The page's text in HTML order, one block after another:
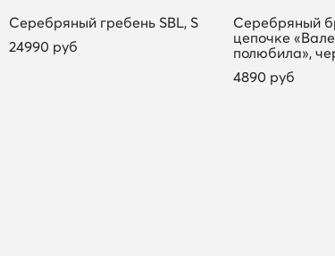
Серебряный гребень SBL, S
24990 руб
Серебряный
цепочке
полюбила»,
4890 руб